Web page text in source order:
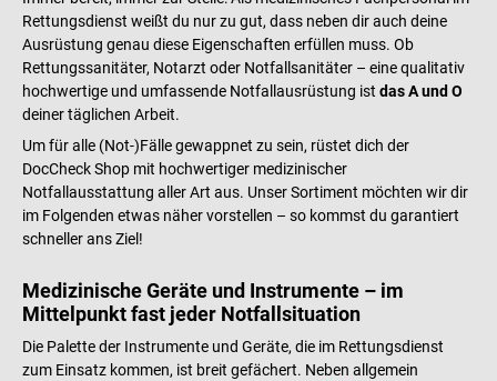
Rettungsdienst weißt du nur zu gut, dass neben dir auch deine
Ausrüstung genau diese Eigenschaften erfüllen muss. Ob
Rettungssanitäter, Notarzt oder Notfallsanitäter – eine qualitativ
hochwertige und umfassende Notfallausrüstung ist das A und O
deiner täglichen Arbeit.
Um für alle (Not-)Fälle gewappnet zu sein, rüstet dich der
DocCheck Shop mit hochwertiger medizinischer
Notfallausstattung aller Art aus. Unser Sortiment möchten wir dir
im Folgenden etwas näher vorstellen – so kommst du garantiert
schneller ans Ziel!
Medizinische Geräte und Instrumente – im
Mittelpunkt fast jeder Notfallsituation
Die Palette der Instrumente und Geräte, die im Rettungsdienst
zum Einsatz kommen, ist breit gefächert. Neben allgemein